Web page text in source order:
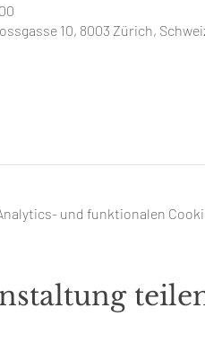
10, 8003 Zürich,
und funktionalen